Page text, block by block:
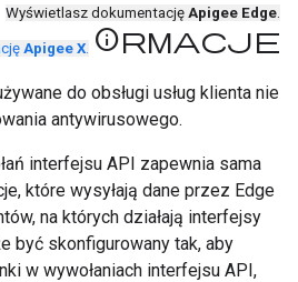
Wyświetlasz dokumentację Apigee Edge.
Apigee X. Informacje
do obsługi usług klienta nie
antywirusowego.
interfejsu API zapewnia sama
które wysyłają dane przez Edge
na których działają interfejsy
być skonfigurowany tak, aby
w wywołaniach interfejsu API,